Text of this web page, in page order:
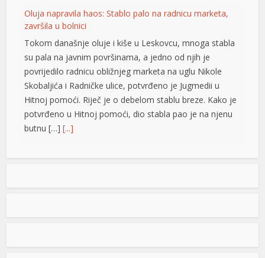
Oluja napravila haos: Stablo palo na radnicu marketa,
završila u bolnici
Tokom današnje oluje i kiše u Leskovcu, mnoga stabla
su pala na javnim površinama, a jedno od njih je
povrijedilo radnicu obližnjeg marketa na uglu Nikole
Skobaljića i Radničke ulice, potvrđeno je Jugmedii u
Hitnoj pomoći. Riječ je o debelom stablu breze. Kako je
potvrđeno u Hitnoj pomoći, dio stabla pao je na njenu
butnu […][...]
Snimak s Jadrana izazvao bijes javnosti: Muškarac džet
Snimak s Kraljičine plaže u Ninu izazvao je
kako osoba na džet skiju prilazi
vodu za gašenje požara. Poznati hrvatski preduzetnik